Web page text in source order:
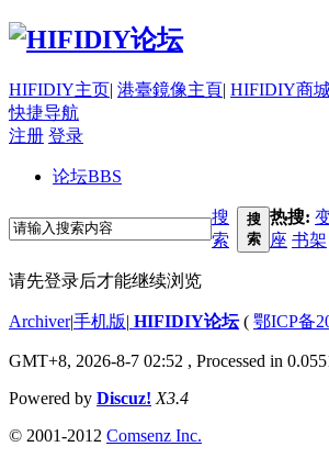
HIFIDIY主页| 港臺鏡像主頁| HIFIDIY商
快捷导航
注册 登录
论坛BBS
搜
索
搜
索
热搜:
座 书架
请先登录后才能继续浏览
Archiver|手机版| HIFIDIY论坛( 鄂ICP备
GMT+8, 2026-8-7 02:52 , Processed in
Powered by Discuz! X3.4
© 2001-2012 Comsenz Inc.